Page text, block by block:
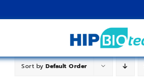
Sort by Default Order